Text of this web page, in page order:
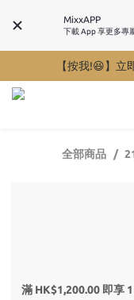
MixxAPP
下載 App 享更多專
【按我!😆】立
全部商品
滿 HK$1,200.00 即享